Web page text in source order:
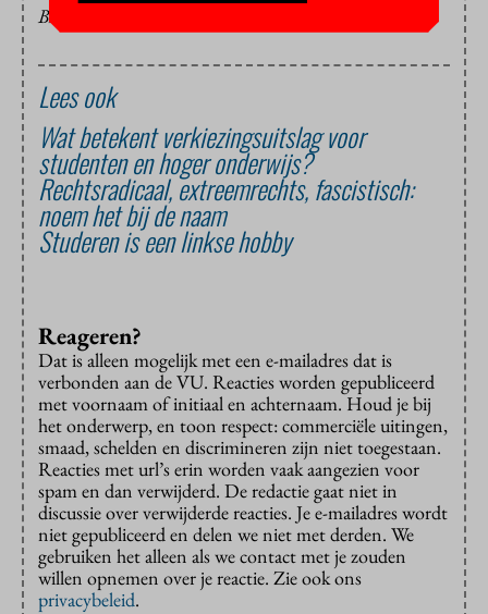
BEELD: SCÈNE UIT MARS ATTACKS
Lees ook
Wat betekent verkiezingsuitslag voor
studenten en hoger onderwijs?
Rechtsradicaal, extreemrechts, fascistisch:
noem het bij de naam
Studeren is een linkse hobby
Reageren?
Dat is alleen mogelijk met een e-mailadres dat is
verbonden aan de VU. Reacties worden gepubliceerd
met voornaam of initiaal en achternaam. Houd je bij
het onderwerp, en toon respect: commerciële uitingen,
smaad, schelden en discrimineren zijn niet toegestaan.
Reacties met url’s erin worden vaak aangezien voor
spam en dan verwijderd. De redactie gaat niet in
discussie over verwijderde reacties. Je e-mailadres wordt
niet gepubliceerd en delen we niet met derden. We
gebruiken het alleen als we contact met je zouden
willen opnemen over je reactie. Zie ook ons
privacybeleid.